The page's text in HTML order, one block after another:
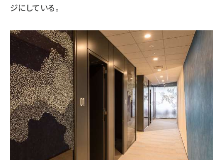
ジにしている。